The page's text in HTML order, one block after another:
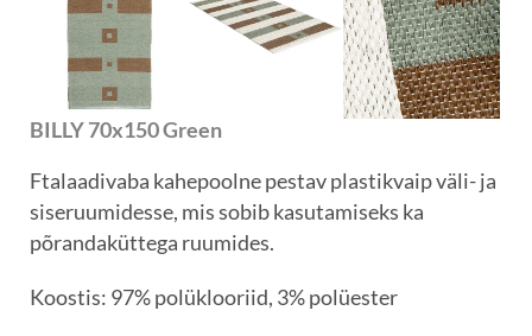
BILLY 70x150 Green
Ftalaadivaba kahepoolne pestav plastikvaip väli- ja
siseruumidesse, mis sobib kasutamiseks ka
põrandaküttega ruumides.
Koostis: 97% polüklooriid, 3% polüester